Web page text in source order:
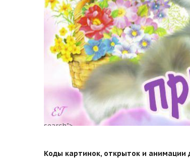
search">
Коды картинок, открыток и анимации